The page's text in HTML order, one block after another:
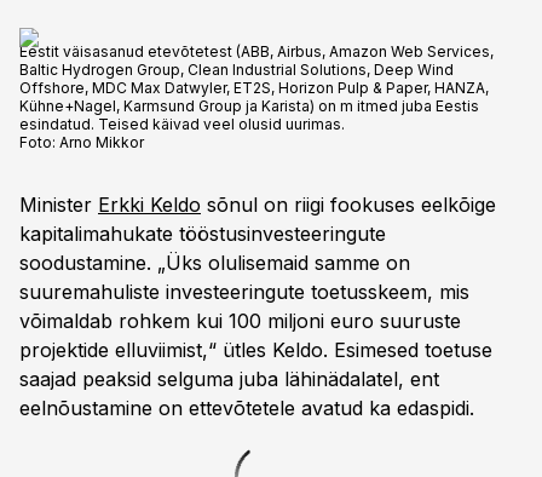
Eestit väisasanud etevõtetest (ABB, Airbus, Amazon Web Services,
Baltic Hydrogen Group, Clean Industrial Solutions, Deep Wind
Offshore, MDC Max Datwyler, ET2S, Horizon Pulp & Paper, HANZA,
Kühne+Nagel, Karmsund Group ja Karista) on m itmed juba Eestis
esindatud. Teised käivad veel olusid uurimas.
Foto: Arno Mikkor
Minister Erkki Keldo sõnul on riigi fookuses eelkõige
kapitalimahukate tööstusinvesteeringute
soodustamine. „Üks olulisemaid samme on
suuremahuliste investeeringute toetusskeem, mis
võimaldab rohkem kui 100 miljoni euro suuruste
projektide elluviimist,“ ütles Keldo. Esimesed toetuse
saajad peaksid selguma juba lähinädalatel, ent
eelnõustamine on ettevõtetele avatud ka edaspidi.